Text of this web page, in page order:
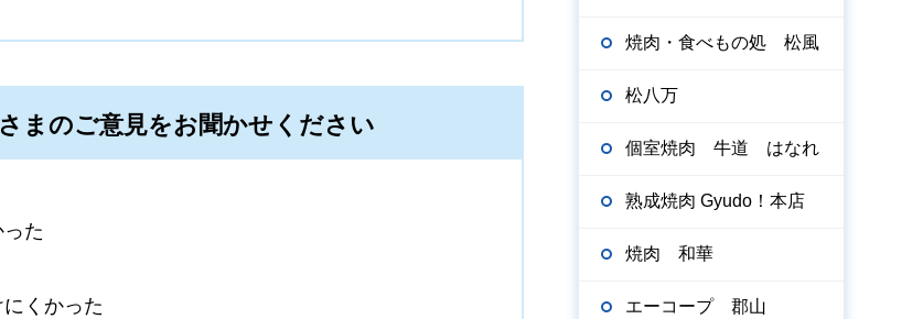
まのご意見をお聞かせください
た
くかった
焼肉・食べもの処 松風
松八万
個室焼肉 牛道 はなれ
熟成焼肉 Gyudo！本店
焼肉 和華
エーコープ 郡山